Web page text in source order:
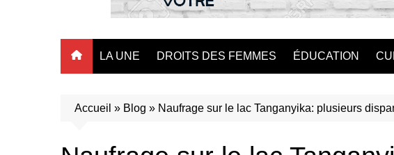
LA UNE DROITS DES FEMMES ÉDUCATION
Accueil » Blog » Naufrage sur le lac Tanganyika: plusieurs